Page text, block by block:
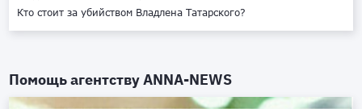
Кто стоит за убийством Владлена Татарского?
Помощь агентствуANNA-NEWS